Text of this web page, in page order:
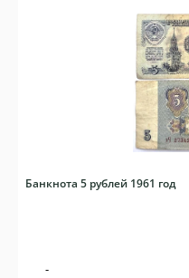
Банкнота 5 рублей 1961 год
-